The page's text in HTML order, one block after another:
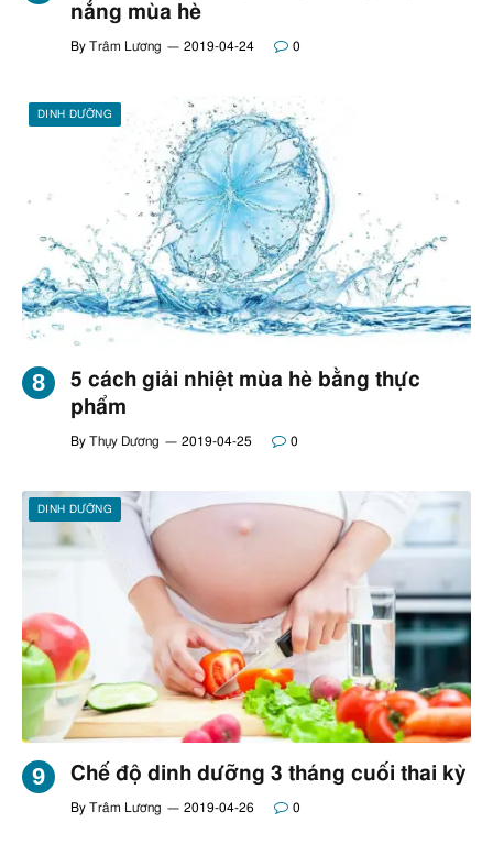
nắng mùa hè
By Trâm Lương 2019-04-24 0
DINH DƯỠNG
5 cách giải nhiệt mùa hè bằng thực
phẩm
By Thụy Dương 2019-04-25 0
DINH DƯỠNG
Chế độ dinh dưỡng 3 tháng cuối thai kỳ
By Trâm Lương 2019-04-26 0